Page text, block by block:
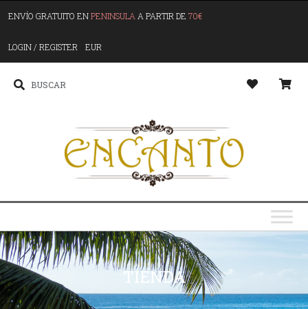
ENVÍO GRATUITO ENPENINSULA A PARTIR DE 70€
LOGIN / REGISTER EUR
TIENDA